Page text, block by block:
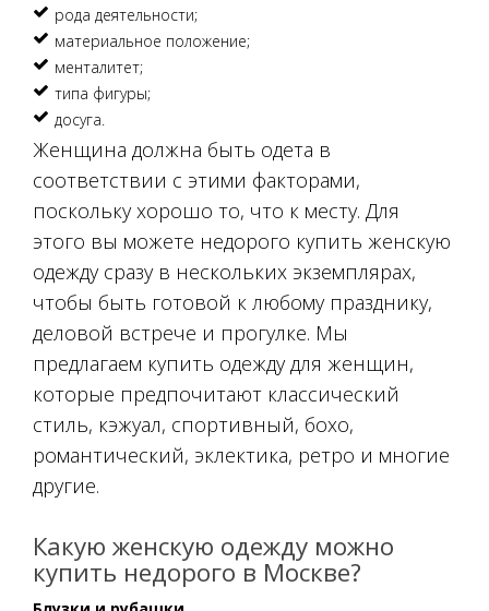
рода деятельности;
материальное положение;
менталитет;
типа фигуры;
досуга.
Женщина должна быть одета в
соответствии с этими факторами,
поскольку хорошо то, что к месту. Для
этого вы можете недорого купить женскую
одежду сразу в нескольких экземплярах,
чтобы быть готовой к любому празднику,
деловой встрече и прогулке. Мы
предлагаем купить одежду для женщин,
которые предпочитают классический
стиль, кэжуал, спортивный, бохо,
романтический, эклектика, ретро и многие
другие.
Какую женскую одежду можно
купить недорого в Москве?